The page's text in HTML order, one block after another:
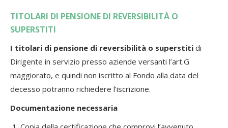
TITOLARI DI PENSIONE DI REVERSIBILITÀ O
SUPERSTITI
I titolari di pensione di reversibilità o superstiti di
Dirigente in servizio presso aziende versanti l’art.G
maggiorato, e quindi non iscritto al Fondo alla data del
decesso potranno richiedere l’iscrizione.
Documentazione necessaria